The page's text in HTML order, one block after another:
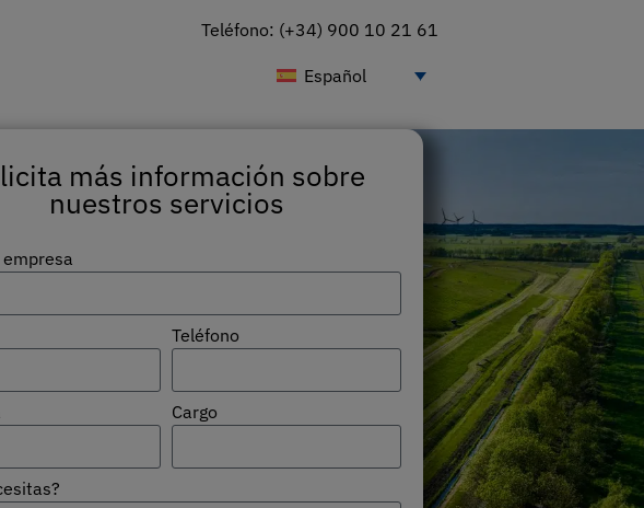
Teléfono: (+34) 900 10 21 61
Español
más información sobre
nuestros servicios
Teléfono
Cargo